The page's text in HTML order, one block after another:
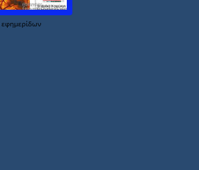
εφημερίδων